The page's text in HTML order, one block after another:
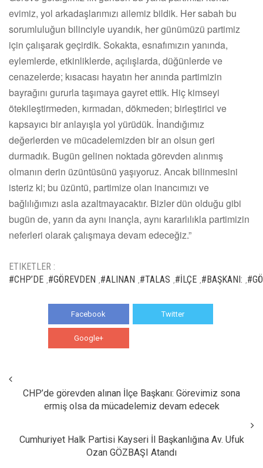
evimiz, yol arkadaşlarımızı ailemiz bildik. Her sabah bu
sorumluluğun bilinciyle uyandık, her günümüzü partimiz
için çalışarak geçirdik. Sokakta, esnafımızın yanında,
eylemlerde, etkinliklerde, açılışlarda, düğünlerde ve
cenazelerde; kısacası hayatın her anında partimizin
bayrağını gururla taşımaya gayret ettik. Hiç kimseyi
ötekileştirmeden, kırmadan, dökmeden; birleştirici ve
kapsayıcı bir anlayışla yol yürüdük. İnandığımız
değerlerden ve mücadelemizden bir an olsun geri
durmadık. Bugün gelinen noktada görevden alınmış
olmanın derin üzüntüsünü yaşıyoruz. Ancak bilinmesini
isteriz ki; bu üzüntü, partimize olan inancımızı ve
bağlılığımızı asla azaltmayacaktır. Bizler dün olduğu gibi
bugün de, yarın da aynı inançla, aynı kararlılıkla partimizin
neferleri olarak çalışmaya devam edeceğiz.”
ETIKETLER :
#CHP’DE #GÖREVDEN #ALINAN #TALAS #İLÇE #BAŞKANI:
Facebook Twitter
Google+
CHP’de görevden alınan İlçe Başkanı: Görevimiz sona
ermiş olsa da mücadelemiz devam edecek
Cumhuriyet Halk Partisi Kayseri İl Başkanlığına Av. Ufuk
Ozan GÖZBAŞI Atandı